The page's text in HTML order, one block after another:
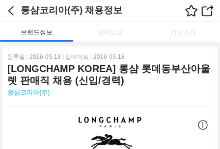
롱샴코리아(주) 채용정보
브랜드정보 상세요강 기업소개
등록일 : 2026-05-18 | 업데이트 : 2026-05-18
[LONGCHAMP KOREA] 롱샴 롯데동부산아울
렛 판매직 채용 (신입/경력)
롱샴코리아(주)